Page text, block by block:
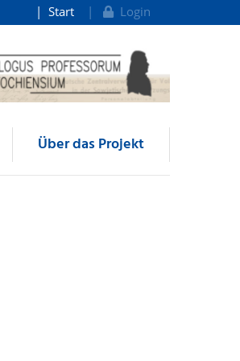
Start Login
Über das Projekt